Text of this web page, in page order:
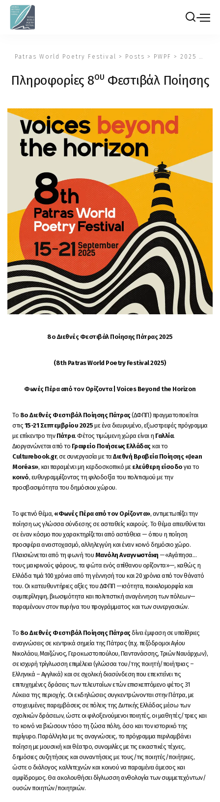
Patras World Poetry Festival > Posts > PWPF > 2025
Πληροφορίες 8ου Φεστιβάλ Ποίησης
8ο Διεθνές Φεστιβάλ Ποίησης Πάτρας 2025
(8th Patras World Poetry Festival 2025)
Φωνές Πέρα από τον Ορίζοντα |Voices Beyond the Horizon
Το 8o Διεθνές Φεστιβάλ Ποίησης Πάτρας(ΔΦΠΠ) πραγματοποιείται
στις 15-21 Σεπτεμβρίου 2025 με ένα διευρυμένο, εξωστρεφές πρόγραμμα
με επίκεντρο την Πάτρα. Φέτος τιμώμενη χώρα είναι η Γαλλία.
Διοργανώνεται από το Γραφείο Ποιήσεως Ελλάδαςκαι το
Culturebook.gr, σε συνεργασία με τα Διεθνή Βραβεία Ποίησης «Jean
Moréas», και παραμένει μη κερδοσκοπικό με ελεύθερη είσοδογια το
κοινό, ευθυγραμμίζοντας τη φιλοδοξία του πολιτισμού με την
προσβασιμότητα του δημόσιου χώρου.
Το φετινό θέμα, «Φωνές Πέρα από τον Ορίζοντα», αντιμετωπίζει την
ποίηση ως γλώσσα σύνδεσης σε ασταθείς καιρούς. Το θέμα απευθύνεται
σε έναν κόσμο που χαρακτηρίζεται από αστάθεια — όπου η ποίηση
προσφέρει αναστοχασμό, αλληλεγγύη και έναν κοινό δημόσιο χώρο.
Πλαισιώνεται από τη φωνή του Μανόλη Αναγνωστάκη —«Αγάπησα…
τους μακρινούς φάρους, τα φώτα ενός απίθανου ορίζοντα»—, καθώς η
Ελλάδα τιμά 100 χρόνια από τη γέννησή του και 20 χρόνια από τον θάνατό
του. Οι κατευθυντήριες αξίες του ΔΦΠΠ —ισότητα, ποικιλομορφία και
συμπερίληψη, βιωσιμότητα και πολιτιστική αναγέννηση των πόλεων—
παραμένουν στον πυρήνα του προγράμματος και των συνεργασιών.
To 8o Διεθνές Φεστιβάλ Ποίησης Πάτραςδίνει έμφαση σε υπαίθριες
αναγνώσεις σε κεντρικά σημεία της Πάτρας (π.χ. πεζόδρομοι Αγίου
Νικολάου, Μαιζώνος, Γεροκωστοπούλου, Παντανάσσης, Τριών Ναυάρχων),
σε ισχυρή τρίγλωσση επιμέλεια (γλώσσα του/της ποιητή/ποιήτριας –
Ελληνικά – Αγγλικά) και σε σχολική διασύνδεση που επεκτείνει τις
επιτυχημένες δράσεις των τελευταίων ετών επισκεπτόμενο φέτος 31
Λύκεια της περιοχής. Οι εκδηλώσεις συγκεντρώνονται στην Πάτρα, με
στοχευμένες παρεμβάσεις σε πόλεις της Δυτικής Ελλάδας μέσω των
σχολικών δράσεων, ώστε οι φιλοξενούμενοι ποιητές, οι μαθητές/τριες και
το κοινό να βιώσουν τόσο τη ζώσα πόλη, όσο και τον ιστορικό της
περίγυρο. Παράλληλα με τις αναγνώσεις, το πρόγραμμα περιλαμβάνει
ποίηση με μουσική και θέατρο, συνομιλίες με τις εικαστικές τέχνες,
δημόσιες συζητήσεις και συναντήσεις με τους/τις ποιητές/ποιήτριες,
ώστε ο διάλογος καλλιτεχνών και κοινού να παραμένει άμεσος και
αμφίδρομος. Θα ακολουθήσει δίγλωσση ανθολογία των συμμετεχόντων/
ουσών ποιητών/ποιητριών.